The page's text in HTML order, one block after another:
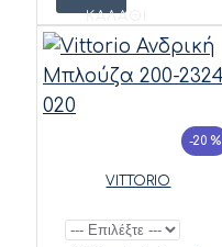
ΚΑΛΆΘΙ
-20 %
VITTORIO